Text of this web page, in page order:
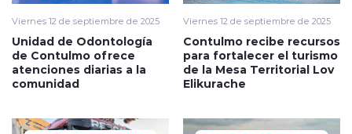
Viernes 12 de septiembre de 2025
Unidad de Odontología
de Contulmo ofrece
atenciones diarias a la
comunidad
Viernes 12 de septiembre de 2025
Contulmo recibe recursos
para fortalecer el turismo
de la Mesa Territorial Lov
Elikurache